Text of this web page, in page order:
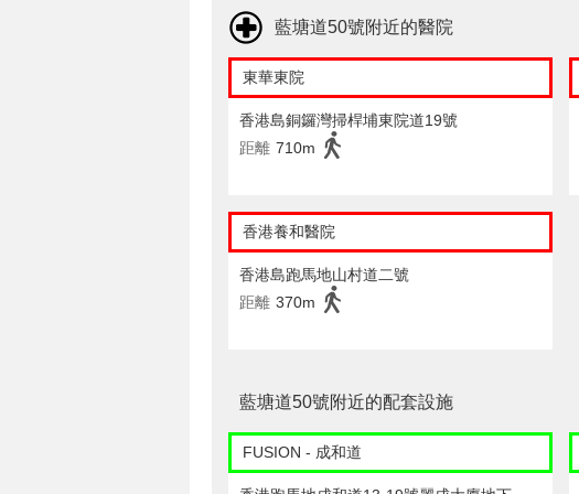
藍塘道50號附近的醫院
東華東院
香港島銅鑼灣掃桿埔東院道19號
距離 710m
香港養和醫院
香港島跑馬地山村道二號
距離 370m
藍塘道50號附近的配套設施
FUSION - 成和道